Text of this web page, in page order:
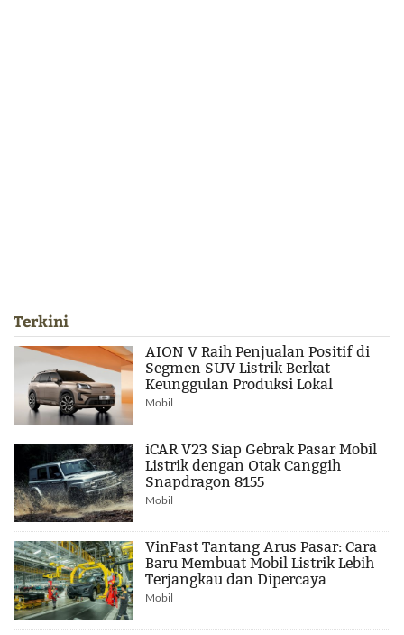
Terkini
AION V Raih Penjualan Positif di
Segmen SUV Listrik Berkat
Keunggulan Produksi Lokal
Mobil
iCAR V23 Siap Gebrak Pasar Mobil
Listrik dengan Otak Canggih
Snapdragon 8155
Mobil
VinFast Tantang Arus Pasar: Cara
Baru Membuat Mobil Listrik Lebih
Terjangkau dan Dipercaya
Mobil